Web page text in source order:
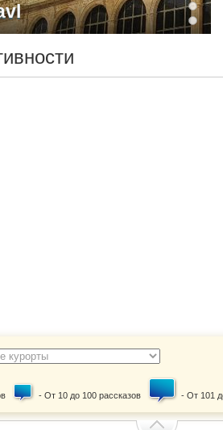
- От 10 до 100 рассказов - От 101